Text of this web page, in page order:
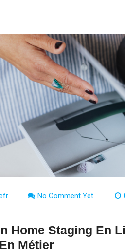
No Comment Yet
Home Staging En
Métier